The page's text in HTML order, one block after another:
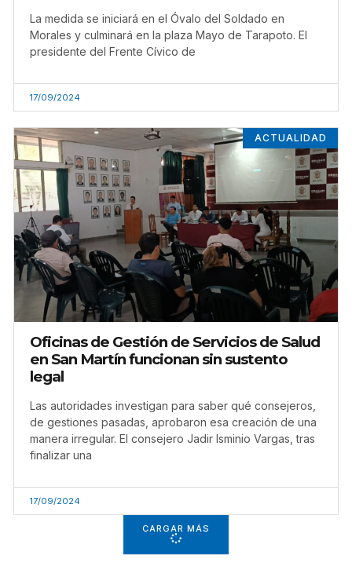
La medida se iniciará en el Óvalo del Soldado en
Morales y culminará en la plaza Mayo de Tarapoto. El
presidente del Frente Cívico de
17/09/2024
ACTUALIDAD
Oficinas de Gestión de Servicios de Salud
en San Martín funcionan sin sustento
legal
Las autoridades investigan para saber qué consejeros,
de gestiones pasadas, aprobaron esa creación de una
manera irregular. El consejero Jadir Isminio Vargas, tras
finalizar una
17/09/2024
CARGAR MÁS